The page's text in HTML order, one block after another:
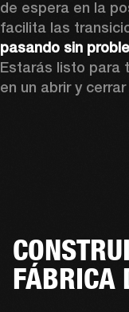
de espera en la
Estarás listo para
en un abrir y
FÁBRICA